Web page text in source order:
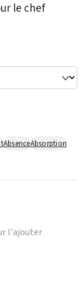
le chef
AbsenceAbsorption
l'ajouter